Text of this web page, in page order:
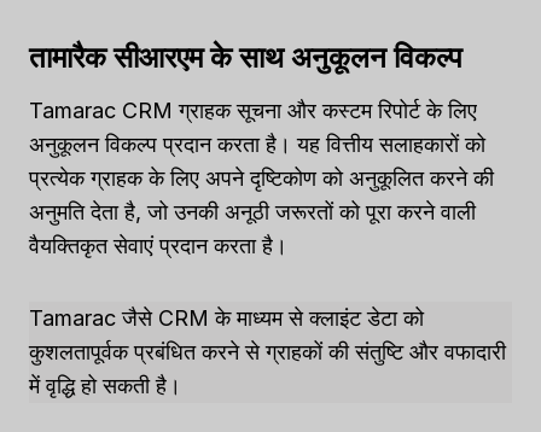
तामारैक सीआरएम के साथ अनुकूलन विकल्प
Tamarac CRM ग्राहक सूचना और कस्टम रिपोर्ट के लिए
अनुकूलन विकल्प प्रदान करता है। यह वित्तीय सलाहकारों को
प्रत्येक ग्राहक के लिए अपने दृष्टिकोण को अनुकूलित करने की
अनुमति देता है, जो उनकी अनूठी जरूरतों को पूरा करने वाली
वैयक्तिकृत सेवाएं प्रदान करता है।
Tamarac जैसे CRM के माध्यम से क्लाइंट डेटा को
कुशलतापूर्वक प्रबंधित करने से ग्राहकों की संतुष्टि और वफादारी
में वृद्धि हो सकती है।